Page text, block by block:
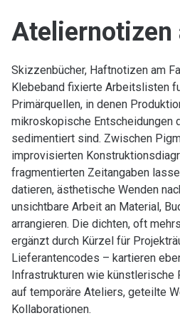
Ateliernotizen
Skizzenbücher, Haftnotizen am
Klebeband fixierte Arbeitslisten
Primärquellen, in denen
mikroskopische Entscheidungen
sedimentiert sind. Zwischen
improvisierten
fragmentierten Zeitangaben
datieren, ästhetische Wenden
unsichtbare Arbeit an Material,
arrangieren. Die dichten, oft
ergänzt durch Kürzel für
Lieferantencodes – kartieren
Infrastrukturen wie künstlerische
auf temporäre Ateliers, geteilte
Kollaborationen.